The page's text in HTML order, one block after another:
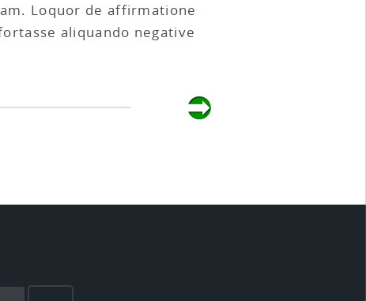
Loquor de affirmatione
aliquando negative